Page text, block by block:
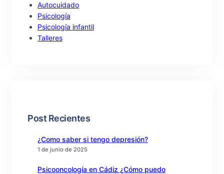
Autocuidado
Psicología
Psicología infantil
Talleres
Post Recientes
¿Como saber si tengo depresión?
1 de junio de 2025
Psicooncología en Cádiz ¿Cómo puedo